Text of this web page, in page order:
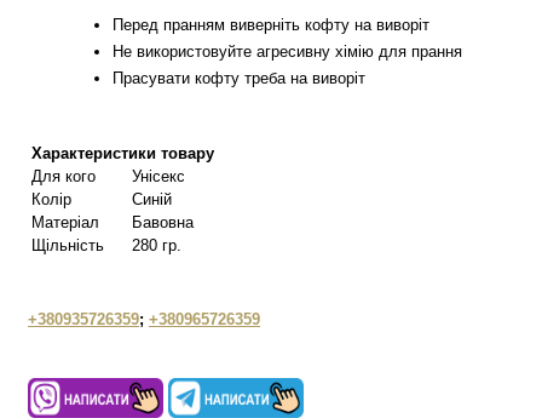
Перед пранням виверніть кофту на виворіт
Не використовуйте агресивну хімію для прання
Прасувати кофту треба на виворіт
Характеристики товару
Для кого
Унісекс
Колір
Синій
Матеріал
Бавовна
Щільність
280 гр.
+380935726359; +380965726359